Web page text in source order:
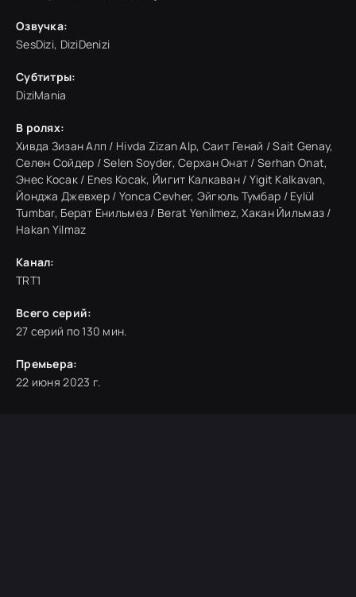
Озвучка:
SesDizi, DiziDenizi
Субтитры:
DiziMania
В ролях:
Хивда Зизан Алп / Hivda Zizan Alp, Саит Генай / Sait Genay,
Селен Сойдер / Selen Soyder, Серхан Онат / Serhan Onat,
Энес Косак / Enes Kocak, Йигит Калкаван / Yigit Kalkavan,
Йонджа Джевхер / Yonca Cevher, Эйгюль Тумбар / Eylül
Tumbar, Берат Енильмез / Berat Yenilmez, Хакан Йильмаз /
Hakan Yilmaz
Канал:
TRT1
Всего серий:
27 серий по 130 мин.
Премьера:
22 июня 2023 г.